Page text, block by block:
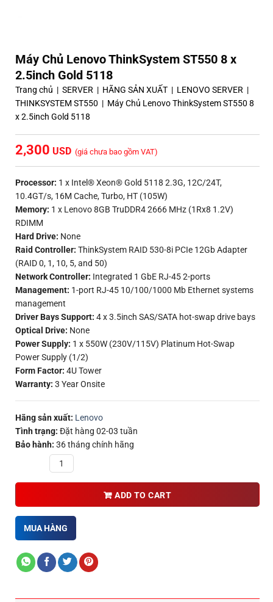
Máy Chủ Lenovo ThinkSystem ST550 8 x
2.5inch Gold 5118
Trang chủ | SERVER | HÃNG SẢN XUẤT | LENOVO SERVER |
THINKSYSTEM ST550 | Máy Chủ Lenovo ThinkSystem ST550 8
x 2.5inch Gold 5118
2,300 (giá chưa bao gồm VAT)
Processor: 1 x Intel® Xeon® Gold 5118 2.3G, 12C/24T,
10.4GT/s, 16M Cache, Turbo, HT (105W)
Memory: 1 x Lenovo 8GB TruDDR4 2666 MHz (1Rx8 1.2V)
RDIMM
Hard Drive: None
Raid Controller: ThinkSystem RAID 530-8i PCIe 12Gb Adapter
(RAID 0, 1, 10, 5, and 50)
Network Controller: Integrated 1 GbE RJ-45 2-ports
Management: 1-port RJ-45 10/100/1000 Mb Ethernet systems
management
Driver Bays Support: 4 x 3.5inch SAS/SATA hot-swap drive bays
Optical Drive: None
Power Supply: 1 x 550W (230V/115V) Platinum Hot-Swap
Power Supply (1/2)
Form Factor: 4U Tower
Warranty: 3 Year Onsite
Hãng sản xuất: Lenovo
Tình trạng: Đặt hàng 02-03 tuần
Bảo hành: 36 tháng chính hãng
ADD TO CART
MUA HÀNG